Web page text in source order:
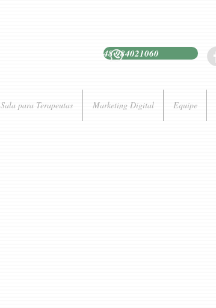
Sala para Terapeutas Marketing Digital Equipe
48 984021060